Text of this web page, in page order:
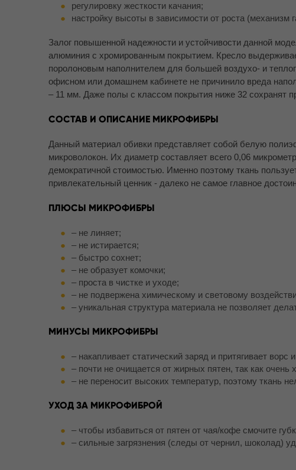
регулировку жесткости качания;
настройку высоты в зависимости от роста (механизм
Залог повышенной надежности и устойчивости данной
алюминия с хромированным покрытием. Кресло
поролоновым наполнителем для большей воздухо- и
офисном или домашнем кабинете не причинило вреда
– 11 мм. Даже полы с классом покрытия ниже 32 сохранят
СОСТАВ И ОПИСАНИЕ МИКРОФИБРЫ
Данный материал обивки представляет собой белую
микроволокон. Их диаметр составляет всего 0,06
демократичной стоимостью. Именно поэтому ткань
привлекательный ценник - далеко не самое главное
ПЛЮСЫ МИКРОФИБРЫ
– не линяет;
– не истирается;
– быстро сохнет;
– не образует комочки;
– проста в чистке и уходе;
– не подвержена химическому и световому
– уникальная структура материала не позволяет
МИНУСЫ МИКРОФИБРЫ
– накапливает статический заряд и притягивает ворс
– почти не очищается от жирных пятен, так как очень
– не переносит высоких температур, поэтому ткань
УХОД ЗА МИКРОФИБРОЙ
– чтобы избавиться от пятен от чая/кофе смочите
– сильные загрязнения (следы от чернил, шоколад)